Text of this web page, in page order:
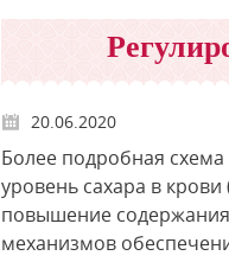
20.06.2020
Более подробная
уровень сахара в
повышение содержания
механизмов